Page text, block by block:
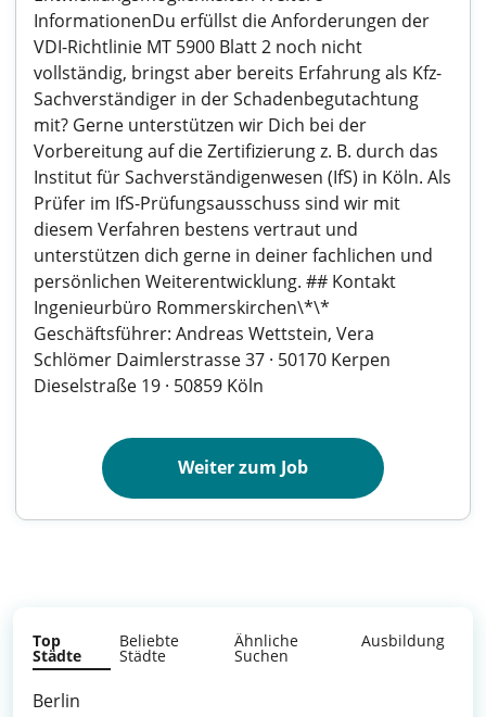
InformationenDu erfüllst die Anforderungen der
VDI-Richtlinie MT 5900 Blatt 2 noch nicht
vollständig, bringst aber bereits Erfahrung als Kfz-
Sachverständiger in der Schadenbegutachtung
mit? Gerne unterstützen wir Dich bei der
Vorbereitung auf die Zertifizierung z. B. durch das
Institut für Sachverständigenwesen (IfS) in Köln. Als
Prüfer im IfS-Prüfungsausschuss sind wir mit
diesem Verfahren bestens vertraut und
unterstützen dich gerne in deiner fachlichen und
persönlichen Weiterentwicklung. ## Kontakt
Ingenieurbüro Rommerskirchen\*\*
Geschäftsführer: Andreas Wettstein, Vera
Schlömer Daimlerstrasse 37 · 50170 Kerpen
Dieselstraße 19 · 50859 Köln
Weiter zum Job
Top
Städte
Beliebte
Städte
Ähnliche
Suchen
Ausbildung
Berlin